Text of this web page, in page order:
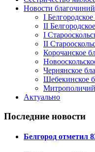
Новости благочиний
I
II
I
II
Корочанское
Чернянское
Шебекинское
Митрополичий
Актуально
Последние новости
Белгород отметил